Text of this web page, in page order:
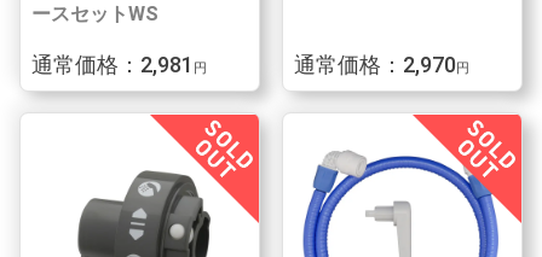
ースセットWS
通常価格：2,981 円 通常価格：2,970円